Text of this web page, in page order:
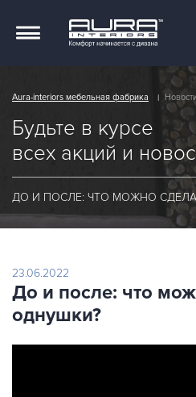
Презентации
Фото от клиентов
Акции и новости
Где купить
О фабрике
Aura-interiors мебельная фабрика
Будьте в курсе
всех акций и
ДО И ПОСЛЕ: ЧТО МОЖНО
23.06.2022
До и после: что
однушки?